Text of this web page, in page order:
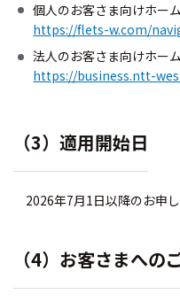
個人のお客さま向けホー
https://flets-w.com/
法人のお客さま向けホー
https://business.ntt-
（3）適用開始日
2026年7月1日以降のお申
（4）お客さまへの